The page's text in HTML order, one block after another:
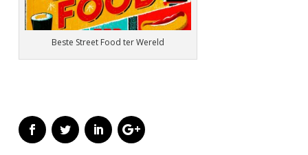
Beste Street Food ter Wereld